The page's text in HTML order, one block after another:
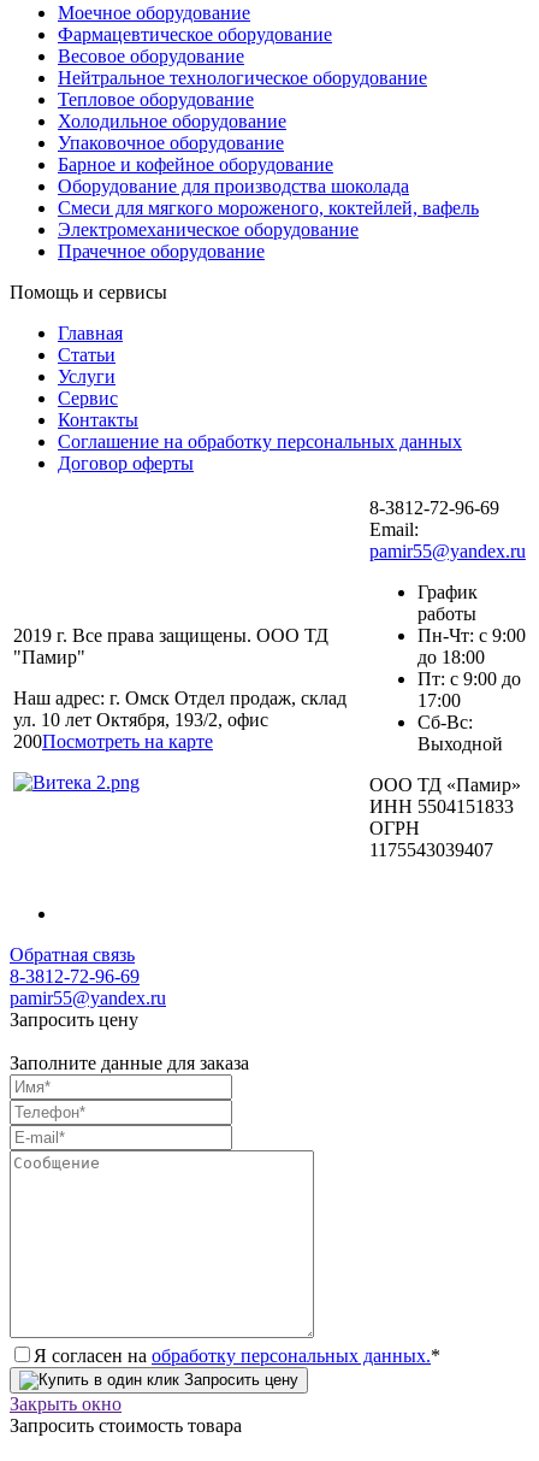
Моечное оборудование
Фармацевтическое оборудование
Весовое оборудование
Нейтральное технологическое оборудование
Тепловое оборудование
Холодильное оборудование
Упаковочное оборудование
Барное и кофейное оборудование
Оборудование для производства шоколада
Смеси для мягкого мороженого, коктейлей, вафель
Электромеханическое оборудование
Прачечное оборудование
Помощь и сервисы
Главная
Статьи
Услуги
Сервис
Контакты
Соглашение на обработку персональных данных
Договор оферты
2019 г. Все права защищены. ООО ТД
"Памир"
Наш адрес: г. Омск Отдел продаж, склад
ул. 10 лет Октября, 193/2, офис
200Посмотреть на карте
8-3812-72-96-69
Email:
pamir55@yandex.ru
График
работы
Пн-Чт: с 9:00
до 18:00
Пт: с 9:00 до
17:00
Сб-Вс:
Выходной
ООО ТД «Памир»
ИНН 5504151833
ОГРН
1175543039407
Обратная связь
8-3812-72-96-69
pamir55@yandex.ru
Запросить цену
Заполните данные для заказа
Я согласен на обработку персональных данных.*
Запросить цену
Закрыть окно
Запросить стоимость товара